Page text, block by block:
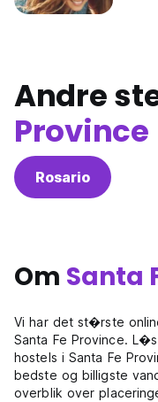
Andre
Province
Rosario
Om Santa
Vi har det st�rste
Santa Fe Province.
hostels i Santa Fe
bedste og billigste
overblik over